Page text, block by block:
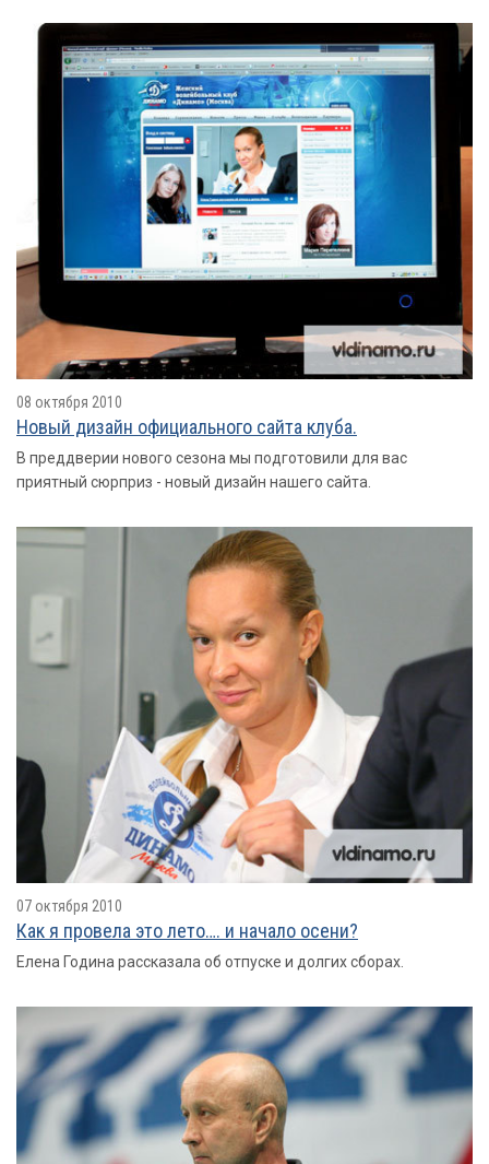
08 октября 2010
Новый дизайн официального сайта клуба.
В преддверии нового сезона мы подготовили для вас
приятный сюрприз - новый дизайн нашего сайта.
07 октября 2010
Как я провелa это лето…. и начало осени?
Елена Година рассказала об отпуске и долгих сборах.